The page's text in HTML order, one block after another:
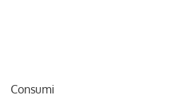
Consumi